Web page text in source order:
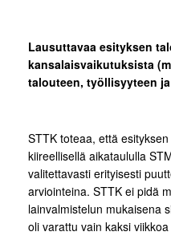
Lausuttavaa esityksen
kansalaisvaikutuksista
talouteen, työllisyyteen
STTK toteaa, että
kiireellisellä aikataululla
valitettavasti erityisesti
arviointeina. STTK ei pidä
lainvalmistelun mukaisena
oli varattu vain kaksi